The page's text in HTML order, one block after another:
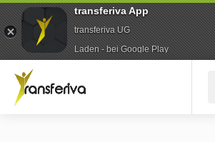
transferiva App
transferiva UG
Laden - bei Google Play